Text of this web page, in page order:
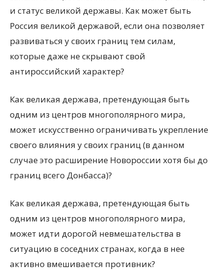
и статус великой державы. Как может быть
Россия великой державой, если она позволяет
развиваться у своих границ тем силам,
которые даже не скрывают свой
антироссийский характер?
Как великая держава, претендующая быть
одним из центров многополярного мира,
может искусственно ограничивать укрепление
своего влияния у своих границ (в данном
случае это расширение Новороссии хотя бы до
границ всего Донбасса)?
Как великая держава, претендующая быть
одним из центров многополярного мира,
может идти дорогой невмешательства в
ситуацию в соседних странах, когда в нее
активно вмешивается противник?